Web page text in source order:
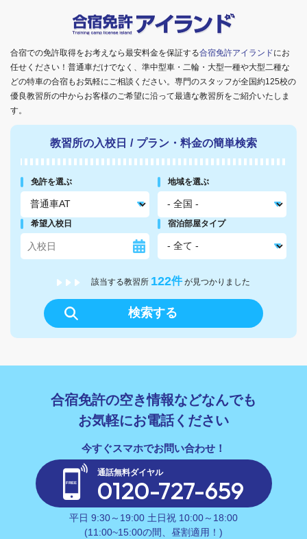
合宿免許の空き情報などなんでも
お気軽にお電話ください
通話無料ダイヤル
0120-727-659
平日 9:30～19:00 土日祝 10:00～18:00
(11:00~15:00の間、昼割適用！)
合宿での免許取得をお考えなら最安料金を保証する合宿免許アイランドにお
任せください！普通車だけでなく、準中型車・二輪・大型一種や大型二種な
どの特車の合宿もお気軽にご相談ください。専門のスタッフが全国約125校の
優良教習所の中からお客様のご希望に沿って最適な教習所をご紹介いたしま
す。
教習所の入校日 / プラン・料金の簡単検索
免許を選ぶ 地域を選ぶ
希望入校日 宿泊部屋タイプ
該当する教習所 122件 が見つかりました
検索する